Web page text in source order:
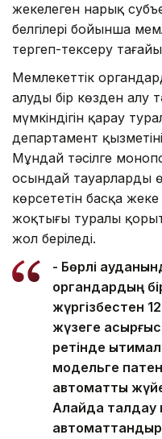
жекелеген нарық
белгілері бойынша
тергеп-тексеру
Мемлекеттік
алуды бір көзден алу
мүмкіндігін қарау
департамент
Мұндай тәсілге
осындай тауарларды
көрсететін басқа жеке
жоқтығы туралы
жол беріледі.
- Бөрлі
органдардың
жүргізбестен
жүзеге
ретінде
модельге
автоматты
Алайда талдау